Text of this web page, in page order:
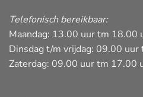
Telefonisch bereikbaar:
Maandag: 13.00 uur tm 18.00
Dinsdag t/m vrijdag: 09.00
Zaterdag: 09.00 uur tm 17.00